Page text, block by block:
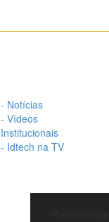
- Notícias
- Vídeos
Institucionais
- Idtech na TV